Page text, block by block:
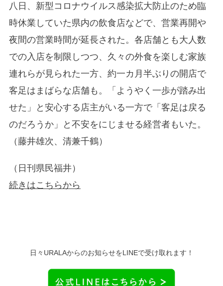
八日、新型コロナウイルス感染拡大防止のため臨
時休業していた県内の飲食店などで、営業再開や
夜間の営業時間が延長された。各店舗とも大人数
での入店を制限しつつ、久々の外食を楽しむ家族
連れらが見られた一方、約一カ月半ぶりの開店で
客足はまばらな店舗も。「ようやく一歩が踏み出
せた」と安心する店主がいる一方で「客足は戻る
のだろうか」と不安をにじませる経営者もいた。
（藤井雄次、清兼千鶴）
（日刊県民福井）
続きはこちらから
日々URALAからのお知らせをLINEで受け取れます！